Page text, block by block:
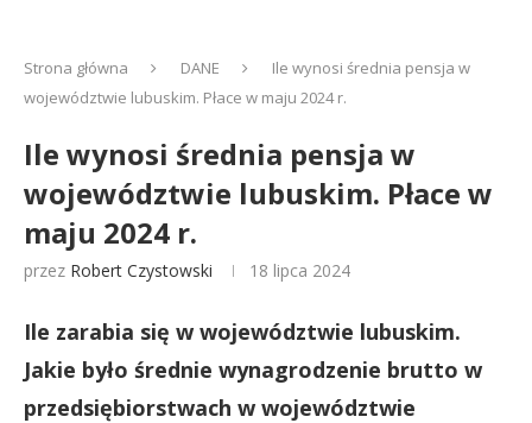
Strona główna DANE
Ile wynosi średnia pensja w
województwie lubuskim. Płace w maju 2024 r.
Ile wynosi średnia pensja w
województwie lubuskim. Płace w
maju 2024 r.
przez Robert Czystowski 18 lipca 2024
Ile zarabia się w województwie lubuskim.
Jakie było średnie wynagrodzenie brutto w
przedsiębiorstwach w województwie